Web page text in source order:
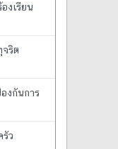
งเรียน
ริต
งกันการ
รัว